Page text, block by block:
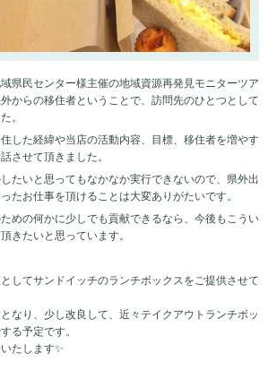
県民センター様主催の地域資源再発見モニターツア
からの移住者ということで、訪問先のひとつとして
。
した経緯や当店の活動内容、目標、移住者を増やす
させて頂きました。
たいと思ってもなかなか実行できないので、県外出
たお仕事を頂けることは大変ありがたいです。
めの何かに少しでも貢献できるなら、今後もこうい
きたいと思っています。
してサンドイッチのランチボックスをご提供させて
なり、少し改良して、近々テイクアウトランチボッ
る予定です。
たします✨